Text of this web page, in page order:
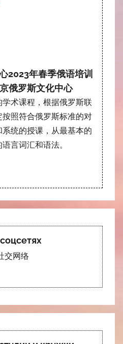
2023年春季俄语培训
俄罗斯文化中心
术课程，根据俄罗斯联
照符合俄罗斯标准的对
统的授课，从最基本的
言词汇和语法。
交网络